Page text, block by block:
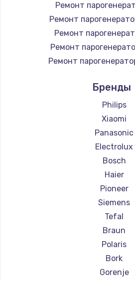
Ремонт
Ремонт
Ремонт
Ремонт
Ремонт
Ремонт
Ремонт
Ремонт
Ремонт
Ремонт
Ремонт
Бренды
Philips
Xiaomi
Panasonic
Electrolux
Bosch
Haier
Pioneer
Siemens
Tefal
Braun
Polaris
Bork
Gorenje